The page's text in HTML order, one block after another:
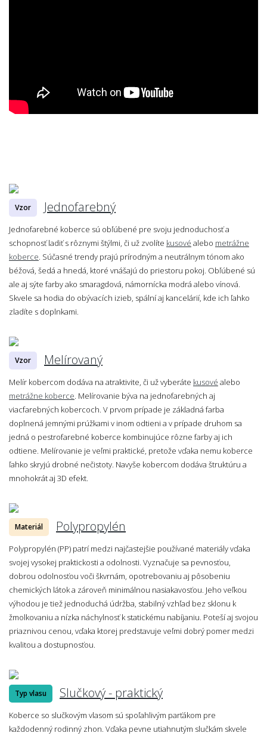
Vzor Jednofarebný
Jednofarebné koberce sú obľúbené pre svoju jednoduchosť a
schopnosť ladiť s rôznymi štýlmi, či už zvolíte kusové alebo metrážne
koberce. Súčasné trendy prajú prírodným a neutrálnym tónom ako
béžová, šedá a hnedá, ktoré vnášajú do priestoru pokoj. Obľúbené sú
ale aj sýte farby ako smaragdová, námornícka modrá alebo vínová.
Skvele sa hodia do obývacích izieb, spální aj kancelárií, kde ich ľahko
zladíte s doplnkami.
Vzor Melírovaný
Melír kobercom dodáva na atraktivite, či už vyberáte kusové alebo
metrážne koberce. Melírovanie býva na jednofarebných aj
viacfarebných kobercoch. V prvom prípade je základná farba
doplnená jemnými prúžkami v inom odtieni a v prípade druhom sa
jedná o pestrofarebné koberce kombinujúce rôzne farby aj ich
odtiene. Melírovanie je veľmi praktické, pretože vďaka nemu koberce
ľahko skryjú drobné nečistoty. Navyše kobercom dodáva štruktúru a
mnohokrát aj 3D efekt.
Materiál Polypropylén
Polypropylén (PP) patrí medzi najčastejšie používané materiály vďaka
svojej vysokej praktickosti a odolnosti. Vyznačuje sa pevnosťou,
dobrou odolnosťou voči škvrnám, opotrebovaniu aj pôsobeniu
chemických látok a zároveň minimálnou nasiakavosťou. Jeho veľkou
výhodou je tiež jednoduchá údržba, stabilný vzhľad bez sklonu k
žmolkovaniu a nízka náchylnosť k statickému nabíjaniu. Poteší aj svojou
priaznivou cenou, vďaka ktorej predstavuje veľmi dobrý pomer medzi
kvalitou a dostupnosťou.
Typ vlasu Slučkový - praktický
Koberce so slučkovým vlasom sú spoľahlivým parťákom pre
každodenný rodinný zhon. Vďaka pevne utiahnutým slučkám skvele